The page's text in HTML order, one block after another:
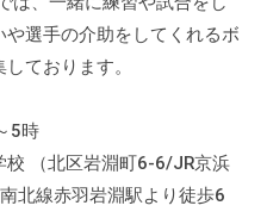
選手の介助をしてくれるボ
ております。
～5時
校 （北区岩淵町6-6/JR京浜
北線赤羽岩淵駅より徒歩6